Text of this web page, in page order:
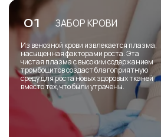
01 ЗАБОР КРОВИ
Из венозной крови извлекается плазма,
насыщенная факторами роста. Эта
чистая плазма с высоким содержанием
тромбоцитов создаст благоприятную
среду для роста новых здоровых тканей
вместо тех, что были утрачены.